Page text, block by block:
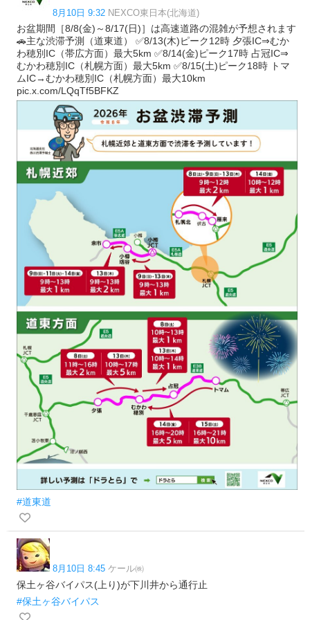
8月10日 9:32 NEXCO東日本(北海道)
お盆期間［8/8(金)～8/17(日)］は高速道路の混雑が予想されます
🚗主な渋滞予測（道東道） ✅8/13(木)ピーク12時 夕張IC⇒むか
わ穂別IC（帯広方面）最大5km ✅8/14(金)ピーク17時 占冠IC⇒
むかわ穂別IC（札幌方面）最大5km ✅8/15(土)ピーク18時 トマ
ムIC→むかわ穂別IC（札幌方面）最大10km
pic.x.com/LQqTf5BFKZ
#道東道
8月10日 8:45 ケール㈱
保土ヶ谷バイパス(上り)が下川井から通行止
#保土ヶ谷バイパス